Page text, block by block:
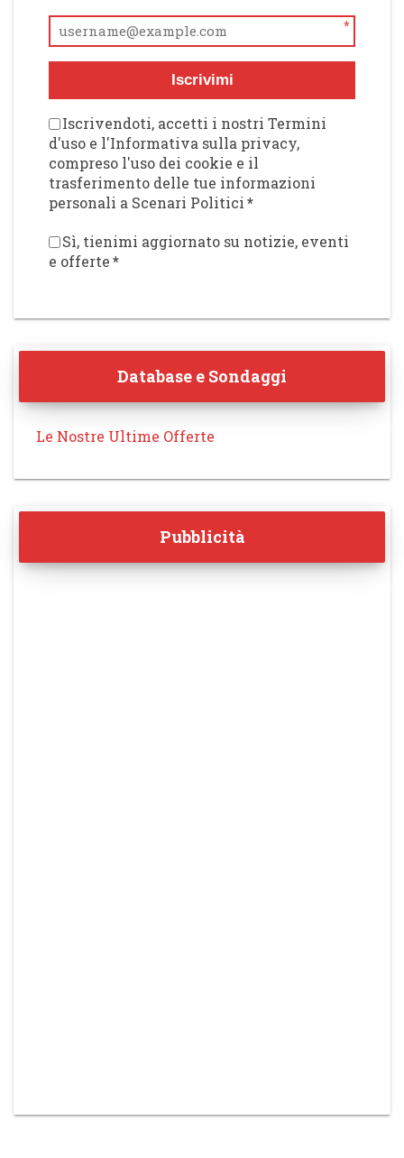
*
Iscrivimi
Iscrivendoti, accetti i nostri Termini
d'uso e l'Informativa sulla privacy,
compreso l'uso dei cookie e il
trasferimento delle tue informazioni
personali a Scenari Politici*
Sì, tienimi aggiornato su notizie, eventi
e offerte*
Database e Sondaggi
Le Nostre Ultime Offerte
Pubblicità